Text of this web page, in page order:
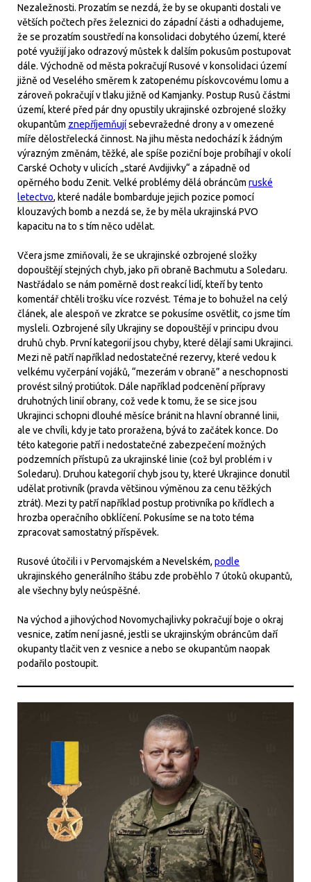
Nezaležnosti. Prozatím se nezdá, že by se okupanti dostali ve
větších počtech přes železnici do západní části a odhadujeme,
že se prozatím soustředí na konsolidaci dobytého území, které
poté využijí jako odrazový můstek k dalším pokusům postupovat
dále. Východně od města pokračují Rusové v konsolidaci území
jižně od Veselého směrem k zatopenému pískovcovému lomu a
zároveň pokračují v tlaku jižně od Kamjanky. Postup Rusů částmi
území, které před pár dny opustily ukrajinské ozbrojené složky
okupantům znepříjemňujísebevražedné drony a v omezené
míře dělostřelecká činnost. Na jihu města nedochází k žádným
výrazným změnám, těžké, ale spíše poziční boje probíhají v okolí
Carské Ochoty v ulicích „staré Avdijivky“ a západně od
opěrného bodu Zenit. Velké problémy dělá obráncům ruské
letectvo, které nadále bombarduje jejich pozice pomocí
klouzavých bomb a nezdá se, že by měla ukrajinská PVO
kapacitu na to s tím něco udělat.
Včera jsme zmiňovali, že se ukrajinské ozbrojené složky
dopouštějí stejných chyb, jako při obraně Bachmutu a Soledaru.
Nastřádalo se nám poměrně dost reakcí lidí, kteří by tento
komentář chtěli trošku více rozvést. Téma je to bohužel na celý
článek, ale alespoň ve zkratce se pokusíme osvětlit, co jsme tím
mysleli. Ozbrojené síly Ukrajiny se dopouštějí v principu dvou
druhů chyb. První kategorií jsou chyby, které dělají sami Ukrajinci.
Mezi ně patří například nedostatečné rezervy, které vedou k
velkému vyčerpání vojáků, “mezerám v obraně” a neschopnosti
provést silný protiútok. Dále například podcenění přípravy
druhotných linií obrany, což vede k tomu, že se sice jsou
Ukrajinci schopni dlouhé měsíce bránit na hlavní obranné linii,
ale ve chvíli, kdy je tato proražena, bývá to začátek konce. Do
této kategorie patří i nedostatečné zabezpečení možných
podzemních přístupů za ukrajinské linie (což byl problém i v
Soledaru). Druhou kategorií chyb jsou ty, které Ukrajince donutil
udělat protivník (pravda většinou výměnou za cenu těžkých
ztrát). Mezi ty patří například postup protivníka po křídlech a
hrozba operačního obklíčení. Pokusíme se na toto téma
zpracovat samostatný příspěvek.
Rusové útočili i v Pervomajském a Nevelském, podle
ukrajinského generálního štábu zde proběhlo 7 útoků okupantů,
ale všechny byly neúspěšné.
Na východ a jihovýchod Novomychajlivky pokračují boje o okraj
vesnice, zatím není jasné, jestli se ukrajinským obráncům daří
okupanty tlačit ven z vesnice a nebo se okupantům naopak
podařilo postoupit.